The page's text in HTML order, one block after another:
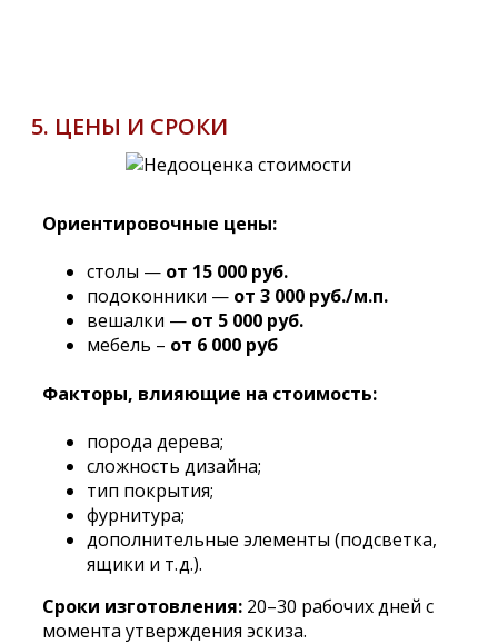
5. ЦЕНЫ И СРОКИ
Ориентировочные цены:
столы — от 15 000 руб.
подоконники — от 3 000 руб./м.п.
вешалки — от 5 000 руб.
мебель – от 6 000 руб
Факторы, влияющие на стоимость:
порода дерева;
сложность дизайна;
тип покрытия;
фурнитура;
дополнительные элементы (подсветка,
ящики и т. д.).
Сроки изготовления: 20–30 рабочих дней с
момента утверждения эскиза.